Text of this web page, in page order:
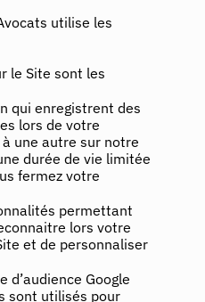
utilise les
le Site sont les
qui enregistrent des
lors de votre
à une autre sur notre
durée de vie limitée
fermez votre
permettant
lors votre
et de personnaliser
d’audience Google
sont utilisés pour